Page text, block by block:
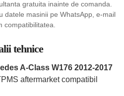
gratuita inainte de comanda.
datele masinii pe WhatsApp, e-mail
compatibilitatea.
tehnice
A-Class W176 2012-2017
aftermarket compatibil